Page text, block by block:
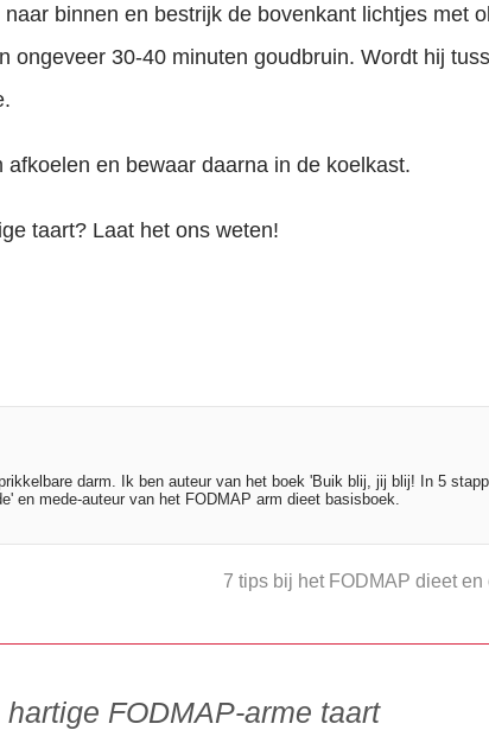
binnen en bestrijk de bovenkant lichtjes met
ongeveer 30-40 minuten goudbruin. Wordt hij
en bewaar daarna in de koelkast.
taart? Laat het ons weten!
darm. Ik ben auteur van het boek 'Buik blij, jij blij! In 5
en mede-auteur van het FODMAP arm dieet basisboek.
7 tips bij het FODMAP dieet
FODMAP-arme taart